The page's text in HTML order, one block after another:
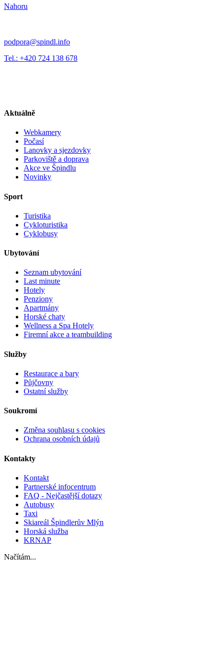
Nahoru
podpora@spindl.info
Tel.: +420 724 138 678
Aktuálně
Webkamery
Počasí
Lanovky a sjezdovky
Parkoviště a doprava
Akce ve Špindlu
Novinky
Sport
Turistika
Cykloturistika
Cyklobusy
Ubytování
Seznam ubytování
Last minute
Hotely
Penziony
Apartmány
Horské chaty
Wellness a Spa Hotely
Firemní akce a teambuilding
Služby
Restaurace a bary
Půjčovny
Ostatní služby
Soukromí
Změna souhlasu s cookies
Ochrana osobních údajů
Kontakty
Kontakt
Partnerské infocentrum
FAQ - Nejčastější dotazy
Autobusy
Taxi
Skiareál Špindlerův Mlýn
Horská služba
KRNAP
Načítám...